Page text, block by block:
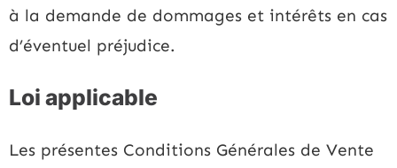
à la demande de dommages et intérêts en cas
d’éventuel préjudice.
Loi applicable
Les présentes Conditions Générales de Vente